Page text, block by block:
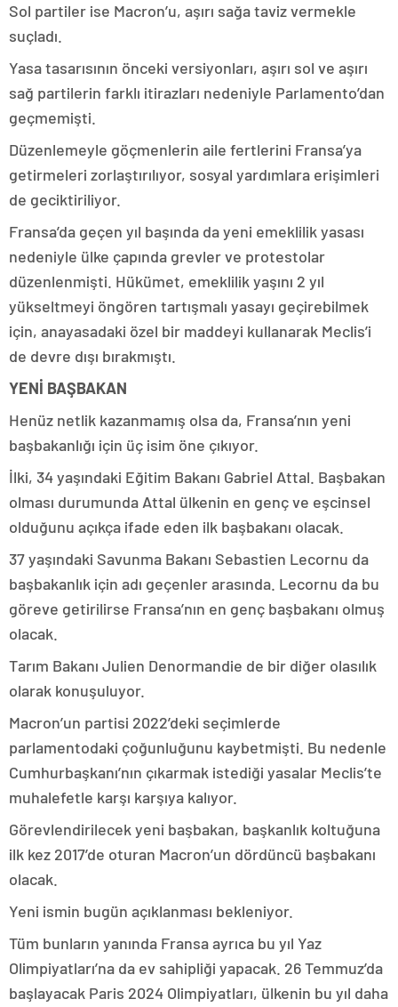
Sol partiler ise Macron’u, aşırı sağa taviz vermekle
suçladı.
Yasa tasarısının önceki versiyonları, aşırı sol ve aşırı
sağ partilerin farklı itirazları nedeniyle Parlamento’dan
geçmemişti.
Düzenlemeyle göçmenlerin aile fertlerini Fransa’ya
getirmeleri zorlaştırılıyor, sosyal yardımlara erişimleri
de geciktiriliyor.
Fransa’da geçen yıl başında da yeni emeklilik yasası
nedeniyle ülke çapında grevler ve protestolar
düzenlenmişti. Hükümet, emeklilik yaşını 2 yıl
yükseltmeyi öngören tartışmalı yasayı geçirebilmek
için, anayasadaki özel bir maddeyi kullanarak Meclis’i
de devre dışı bırakmıştı.
YENİ BAŞBAKAN
Henüz netlik kazanmamış olsa da, Fransa’nın yeni
başbakanlığı için üç isim öne çıkıyor.
İlki, 34 yaşındaki Eğitim Bakanı Gabriel Attal. Başbakan
olması durumunda Attal ülkenin en genç ve eşcinsel
olduğunu açıkça ifade eden ilk başbakanı olacak.
37 yaşındaki Savunma Bakanı Sebastien Lecornu da
başbakanlık için adı geçenler arasında. Lecornu da bu
göreve getirilirse Fransa’nın en genç başbakanı olmuş
olacak.
Tarım Bakanı Julien Denormandie de bir diğer olasılık
olarak konuşuluyor.
Macron’un partisi 2022’deki seçimlerde
parlamentodaki çoğunluğunu kaybetmişti. Bu nedenle
Cumhurbaşkanı’nın çıkarmak istediği yasalar Meclis’te
muhalefetle karşı karşıya kalıyor.
Görevlendirilecek yeni başbakan, başkanlık koltuğuna
ilk kez 2017’de oturan Macron’un dördüncü başbakanı
olacak.
Yeni ismin bugün açıklanması bekleniyor.
Tüm bunların yanında Fransa ayrıca bu yıl Yaz
Olimpiyatları’na da ev sahipliği yapacak. 26 Temmuz’da
başlayacak Paris 2024 Olimpiyatları, ülkenin bu yıl daha